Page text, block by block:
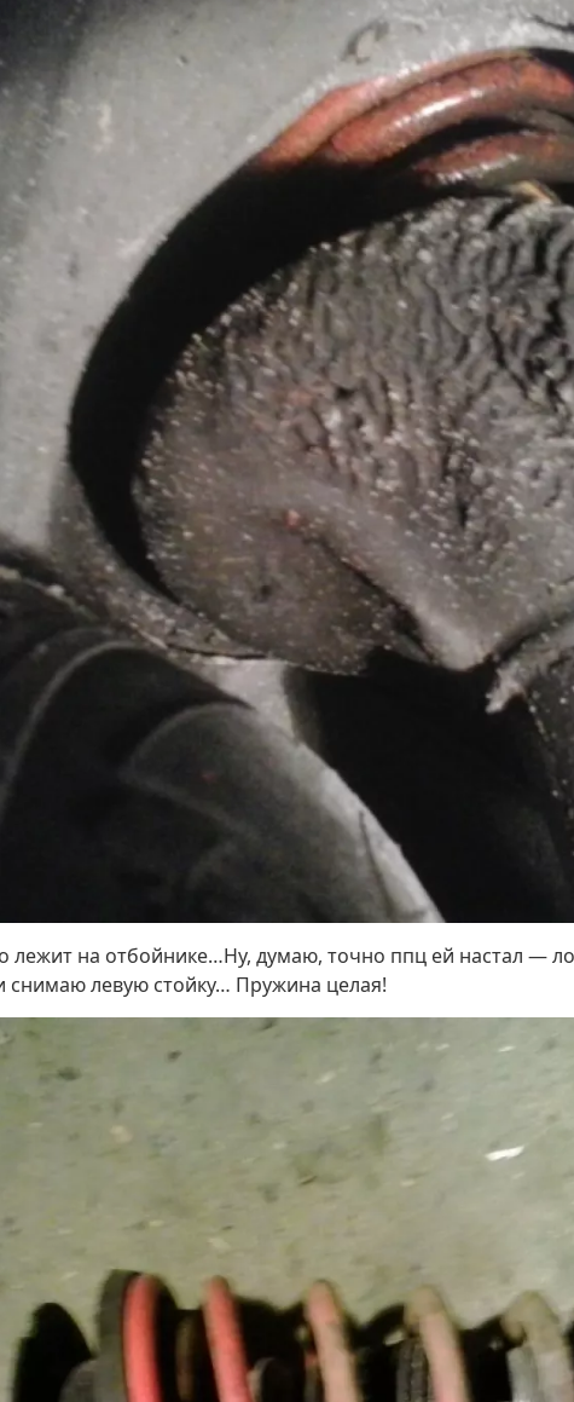
лежит на отбойнике…Ну, думаю, точно ппц ей настал —
снимаю левую стойку… Пружина целая!